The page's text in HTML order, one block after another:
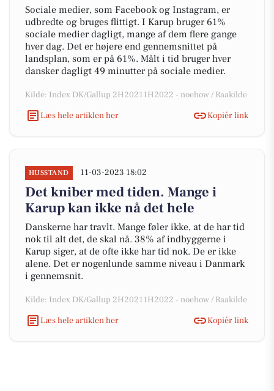
Sociale medier, som Facebook og Instagram, er
udbredte og bruges flittigt. I Karup bruger 61%
sociale medier dagligt, mange af dem flere gange
hver dag. Det er højere end gennemsnittet på
landsplan, som er på 61%. Målt i tid bruger hver
dansker dagligt 49 minutter på sociale medier.
Kilde: Index DK/Gallup 2H20211H2022 - noehow / Raakilde
Læs hele artiklen her
Kopiér link
HUSSTAND 11-03-2023 18:02
Det kniber med tiden. Mange i
Karup kan ikke nå det hele
Danskerne har travlt. Mange føler ikke, at de har tid
nok til alt det, de skal nå. 38% af indbyggerne i
Karup siger, at de ofte ikke har tid nok. De er ikke
alene. Det er nogenlunde samme niveau i Danmark
i gennemsnit.
Kilde: Index DK/Gallup 2H20211H2022 - noehow / Raakilde
Læs hele artiklen her
Kopiér link